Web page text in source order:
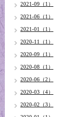
2021-09（1）
2021-06（1）
2021-01（1）
2020-11（1）
2020-09（1）
2020-08（1）
2020-06（2）
2020-03（4）
2020-02（3）